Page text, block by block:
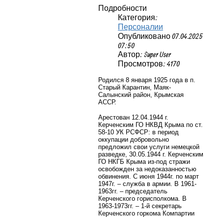
Подробности
Категория:
Персоналии
Опубликовано 07.04.2025
07:50
Автор: Super User
Просмотров: 4170
Родился 8 января 1925 года в п.
Старый Карантин, Маяк-
Салынский район, Крымская
АССР.
Арестован 12.04.1944 г.
Керченским ГО НКВД Крыма по ст.
58-10 УК РСФСР: в период
оккупации добровольно
предложил свои услуги немецкой
разведке, 30.05.1944 г. Керченским
ГО НКГБ Крыма из-под стражи
освобожден за недоказанностью
обвинения. С июня 1944г. по март
1947г. – служба в армии. В 1961-
1963гг. – председатель
Керченского горисполкома. В
1963-1973гг. – 1-й секретарь
Керченского горкома Компартии